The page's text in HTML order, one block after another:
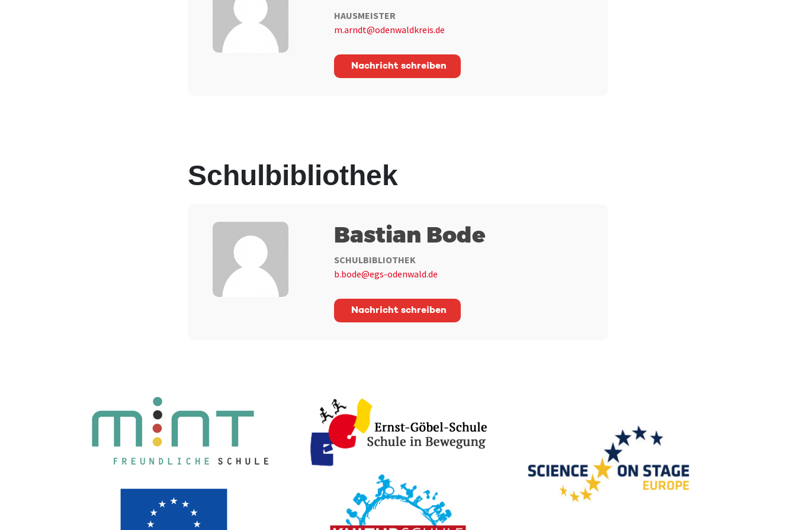
HAUSMEISTER
m.arndt@odenwaldkreis.de
Nachricht schreiben
Schulbibliothek
Bastian Bode
SCHULBIBLIOTHEK
b.bode@egs-odenwald.de
Nachricht schreiben